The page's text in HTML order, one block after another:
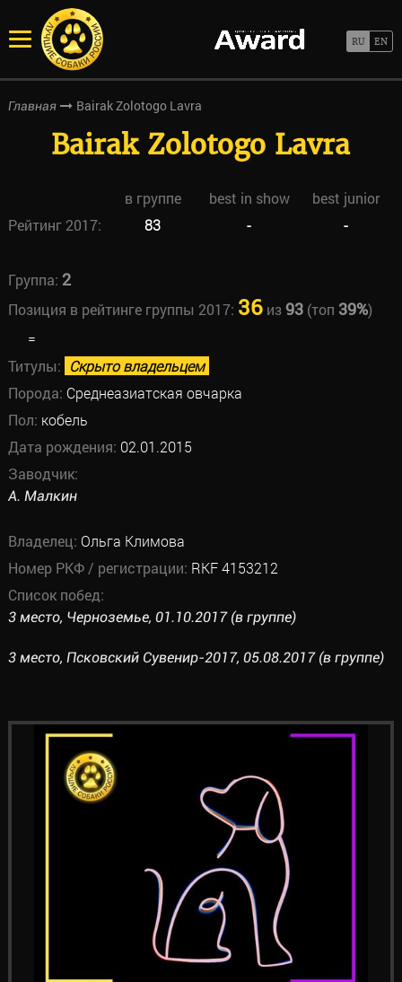
Главная Bairak Zolotogo Lavra
Bairak Zolotogo Lavra
в группе best in show
best junior
Рейтинг 2017:
83 - -
Группа: 2
Позиция в рейтинге группы 2017: 36из93(топ 39%)
=
Титулы: Скрыто владельцем
Порода: Среднеазиатская овчарка
Пол: кобель
Дата рождения: 02.01.2015
Заводчик:
А. Малкин
Владелец: Ольга Климова
Номер РКФ / регистрации: RKF 4153212
Список побед:
3 место, Черноземье, 01.10.2017 (в группе)
3 место, Псковский Сувенир-2017, 05.08.2017 (в группе)